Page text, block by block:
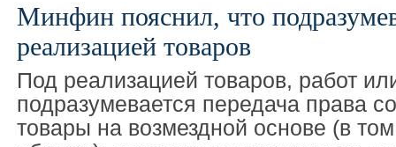
Минфин пояснил, что
реализацией товаров
Под реализацией товаров, работ
подразумевается передача права
товары на возмездной основе (в